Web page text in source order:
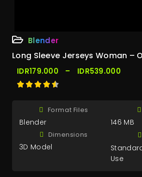
Blender
Long Sleeve Jerseys Woman –
IDR179.000 – IDR539.000
Format Files
Blender 146 MB
Dimensions
3D Model
Use